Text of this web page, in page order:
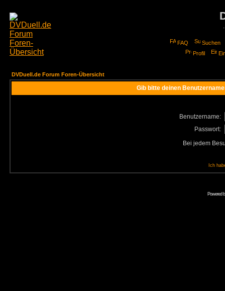
FAQ
Suchen
Profil
DVDuell.de Forum Foren-Übersicht
Gib bitte deinen
Benutzername:
Passwort:
Bei jedem
Ich
Powered